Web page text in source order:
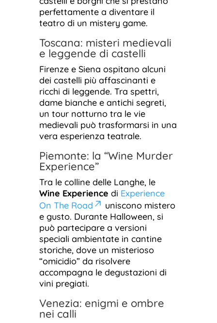
perfettamente a diventare il
teatro di un mistery game.
Toscana: misteri medievali
e leggende di castelli
Firenze e Siena ospitano alcuni
dei castelli più affascinanti e
ricchi di leggende. Tra spettri,
dame bianche e antichi segreti,
un tour notturno tra le vie
medievali può trasformarsi in una
vera esperienza teatrale.
Piemonte: la “Wine Murder
Experience”
Tra le colline delle Langhe, le
Wine Experience di Experience
On The Road
uniscono mistero
e gusto. Durante Halloween, si
può partecipare a versioni
speciali ambientate in cantine
storiche, dove un misterioso
“omicidio” da risolvere
accompagna le degustazioni di
vini pregiati.
Venezia: enigmi e ombre
nei calli